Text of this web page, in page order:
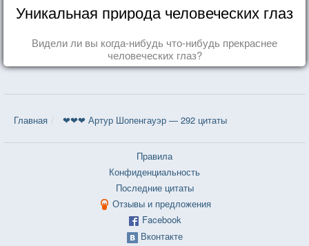
Уникальная природа человеческих глаз
Видели ли вы когда-нибудь что-нибудь прекраснее
человеческих глаз?
Главная ❤❤❤ Артур Шопенгауэр — 292 цитаты
Правила
Конфиденциальность
Последние цитаты
Отзывы и предложения
Facebook
Вконтакте